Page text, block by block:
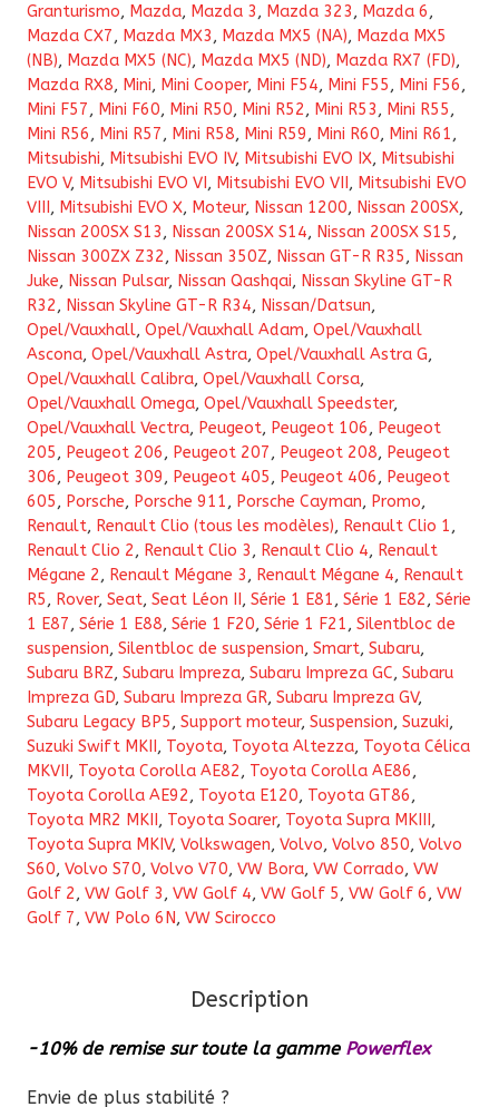
Granturismo, Mazda, Mazda 3, Mazda 323, Mazda 6,
Mazda CX7, Mazda MX3, Mazda MX5 (NA), Mazda MX5
(NB), Mazda MX5 (NC), Mazda MX5 (ND), Mazda RX7 (FD),
Mazda RX8, Mini, Mini Cooper, Mini F54, Mini F55, Mini F56,
Mini F57, Mini F60, Mini R50, Mini R52, Mini R53, Mini R55,
Mini R56, Mini R57, Mini R58, Mini R59, Mini R60, Mini R61,
Mitsubishi, Mitsubishi EVO IV, Mitsubishi EVO IX, Mitsubishi
EVO V, Mitsubishi EVO VI , Mitsubishi EVO VII , Mitsubishi EVO
VIII , Mitsubishi EVO X, Moteur, Nissan 1200, Nissan 200SX,
Nissan 200SX S13, Nissan 200SX S14, Nissan 200SX S15,
Nissan 300ZX Z32, Nissan 350Z, Nissan GT-R R35, Nissan
Juke, Nissan Pulsar, Nissan Qashqai, Nissan Skyline GT-R
R32, Nissan Skyline GT-R R34, Nissan/Datsun,
Opel/Vauxhall, Opel/Vauxhall Adam, Opel/Vauxhall
Ascona, Opel/Vauxhall Astra, Opel/Vauxhall Astra G,
Opel/Vauxhall Calibra, Opel/Vauxhall Corsa,
Opel/Vauxhall Omega, Opel/Vauxhall Speedster,
Opel/Vauxhall Vectra, Peugeot, Peugeot 106, Peugeot
205, Peugeot 206, Peugeot 207, Peugeot 208, Peugeot
306, Peugeot 309, Peugeot 405, Peugeot 406, Peugeot
605, Porsche, Porsche 911, Porsche Cayman, Promo,
Renault, Renault Clio (tous les modèles), Renault Clio 1,
Renault Clio 2, Renault Clio 3, Renault Clio 4, Renault
Mégane 2, Renault Mégane 3, Renault Mégane 4, Renault
R5, Rover, Seat, Seat Léon II , Série 1 E81, Série 1 E82, Série
1 E87, Série 1 E88, Série 1 F20, Série 1 F21, Silentbloc de
suspension, Silentbloc de suspension, Smart, Subaru,
Subaru BRZ, Subaru Impreza, Subaru Impreza GC, Subaru
Impreza GD, Subaru Impreza GR, Subaru Impreza GV,
Subaru Legacy BP5, Support moteur, Suspension, Suzuki,
Suzuki Swift MKII , Toyota, Toyota Altezza, Toyota Célica
MKVII , Toyota Corolla AE82, Toyota Corolla AE86,
Toyota Corolla AE92, Toyota E120, Toyota GT86,
Toyota MR2 MKII , Toyota Soarer, Toyota Supra MKIII ,
Toyota Supra MKIV, Volkswagen, Volvo, Volvo 850, Volvo
S60, Volvo S70, Volvo V70, VW Bora, VW Corrado, VW
Golf 2, VW Golf 3, VW Golf 4, VW Golf 5, VW Golf 6, VW
Golf 7, VW Polo 6N, VW Scirocco
Description
-10% de remise sur toute la gammePowerflex
Envie de plus stabilité ?